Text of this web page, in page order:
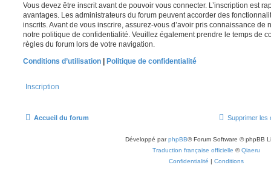
Vous devez être inscrit avant de pouvoir vous connecter. L’inscription est
avantages. Les administrateurs du forum peuvent accorder des
inscrits. Avant de vous inscrire, assurez-vous d’avoir pris connaissance de
notre politique de confidentialité. Veuillez également prendre le temps de
règles du forum lors de votre navigation.
Conditions d’utilisation | Politique de confidentialité
Inscription
Accueil du forum Supprimer les
Développé parphpBB® Forum Software © phpBB
Traduction française officielle ©Qiaeru
Confidentialité | Conditions